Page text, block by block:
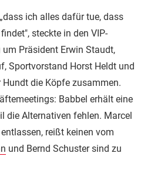
ich alles dafür tue, dass
steckte in den VIP-
Präsident Erwin Staudt,
Sportvorstand Horst Heldt und
die Köpfe zusammen.
Babbel erhält eine
die Alternativen fehlen. Marcel
reißt keinen vom
und Bernd Schuster sind zu